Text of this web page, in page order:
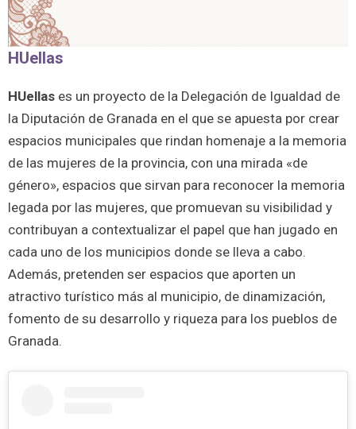
HUellas
HUellas es un proyecto de la Delegación de Igualdad de
la Diputación de Granada en el que se apuesta por crear
espacios municipales que rindan homenaje a la memoria
de las mujeres de la provincia, con una mirada «de
género», espacios que sirvan para reconocer la memoria
legada por las mujeres, que promuevan su visibilidad y
contribuyan a contextualizar el papel que han jugado en
cada uno de los municipios donde se lleva a cabo.
Además, pretenden ser espacios que aporten un
atractivo turístico más al municipio, de dinamización,
fomento de su desarrollo y riqueza para los pueblos de
Granada.